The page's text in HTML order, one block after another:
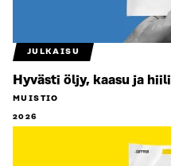
JULKAISU
Hyvästi öljy, kaasu ja hiili
MUISTIO
2026